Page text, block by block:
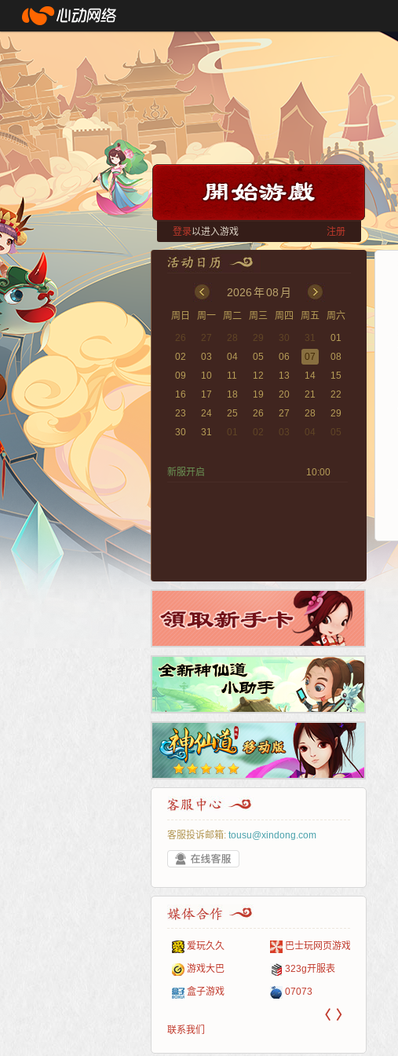
登录以进入游戏 注册
2026年08 月
周日 周一 周二 周三 周四 周五
周六
26
27 28 29 30 31
01
02
03 04 05 06 07
08
09
10 11 12 13 14
15
16
17 18 19 20 21
22
23
24 25 26 27 28
29
30
31 01 02 03 04 05
新服开启 10:00
客服投诉邮箱: tousu@xindong.com
爱玩久久 巴士玩网页游戏
游戏大巴 323g开服表
盒子游戏 07073
〈 〉
联系我们